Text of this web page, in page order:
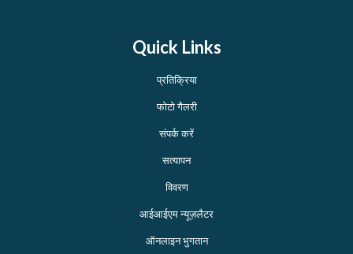
Quick Links
प्रतिक्रिया
फोटो गैलरी
संपर्क करें
सत्यापन
विवरण
आईआईएम न्यूज़लैटर
ऑनलाइन भुगतान